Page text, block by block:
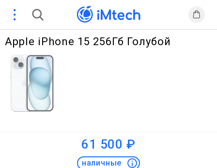
Apple iPhone 15 256Гб Голубой
61 500 ₽
наличные